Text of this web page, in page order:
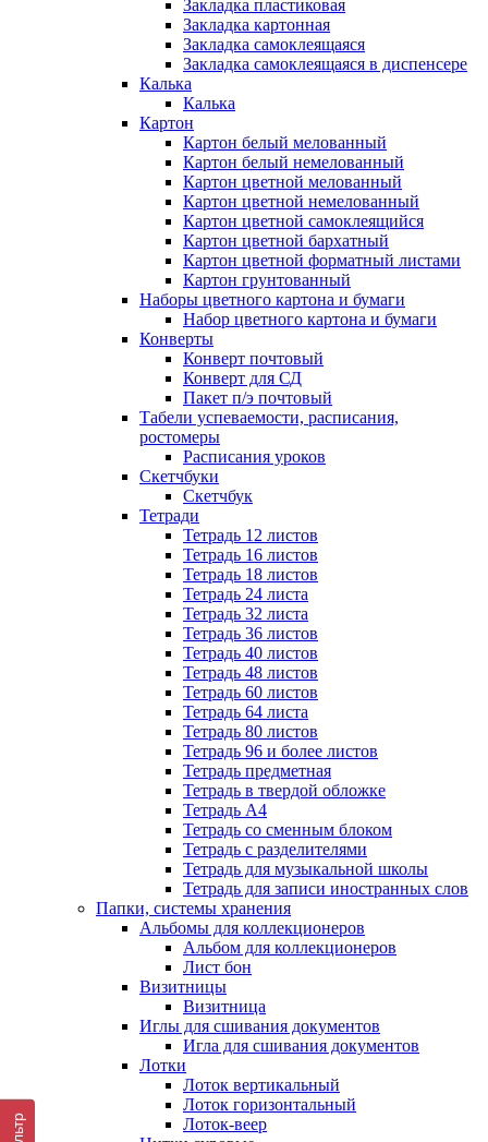
Закладка пластиковая
Закладка картонная
Закладка самоклеящаяся
Закладка самоклеящаяся в диспенсере
Калька
Калька
Картон
Картон белый мелованный
Картон белый немелованный
Картон цветной мелованный
Картон цветной немелованный
Картон цветной самоклеящийся
Картон цветной бархатный
Картон цветной форматный листами
Картон грунтованный
Наборы цветного картона и бумаги
Набор цветного картона и бумаги
Конверты
Конверт почтовый
Конверт для СД
Пакет п/э почтовый
Табели успеваемости, расписания,
ростомеры
Расписания уроков
Скетчбуки
Скетчбук
Тетради
Тетрадь 12 листов
Тетрадь 16 листов
Тетрадь 18 листов
Тетрадь 24 листа
Тетрадь 32 листа
Тетрадь 36 листов
Тетрадь 40 листов
Тетрадь 48 листов
Тетрадь 60 листов
Тетрадь 64 листа
Тетрадь 80 листов
Тетрадь 96 и более листов
Тетрадь предметная
Тетрадь в твердой обложке
Тетрадь А4
Тетрадь со сменным блоком
Тетрадь с разделителями
Тетрадь для музыкальной школы
Тетрадь для записи иностранных слов
Папки, системы хранения
Альбомы для коллекционеров
Альбом для коллекционеров
Лист бон
Визитницы
Визитница
Иглы для сшивания документов
Игла для сшивания документов
Лотки
Лоток вертикальный
Лоток горизонтальный
Лоток-веер